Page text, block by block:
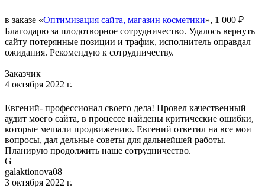
в заказе «Оптимизация сайта, магазин косметики», 1 000 ₽
Благодарю за плодотворное сотрудничество. Удалось вернуть
сайту потерянные позиции и трафик, исполнитель оправдал
ожидания. Рекомендую к сотрудничеству.
Заказчик
4 октября 2022 г.
Евгений- профессионал своего дела! Провел качественный
аудит моего сайта, в процессе найдены критические ошибки,
которые мешали продвижению. Евгений ответил на все мои
вопросы, дал дельные советы для дальнейшей работы.
Планирую продолжить наше сотрудничество.
G
galaktionova08
3 октября 2022 г.